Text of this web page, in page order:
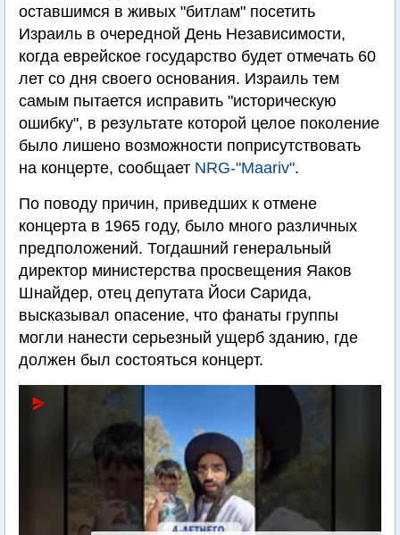
оставшимся в живых "битлам" посетить
Израиль в очередной День Независимости,
когда еврейское государство будет отмечать 60
лет со дня своего основания. Израиль тем
самым пытается исправить "историческую
ошибку", в результате которой целое поколение
было лишено возможности поприсутствовать
на концерте, сообщает NRG-"Maariv".
По поводу причин, приведших к отмене
концерта в 1965 году, было много различных
предположений. Тогдашний генеральный
директор министерства просвещения Яаков
Шнайдер, отец депутата Йоси Сарида,
высказывал опасение, что фанаты группы
могли нанести серьезный ущерб зданию, где
должен был состояться концерт.